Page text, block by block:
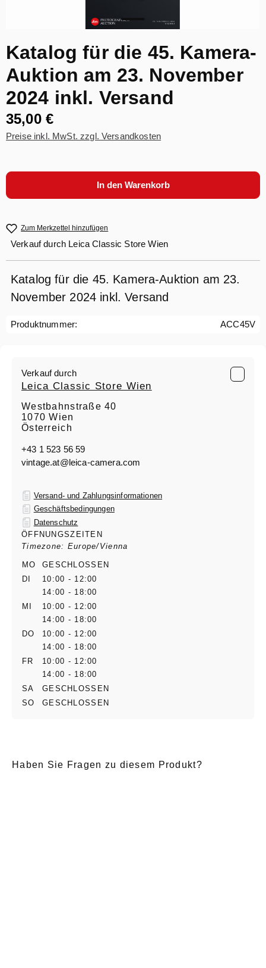
Katalog für die 45. Kamera-
Auktion am 23. November
2024 inkl. Versand
35,00 €
Preise inkl. MwSt. zzgl. Versandkosten
In den Warenkorb
Zum Merkzettel hinzufügen
Verkauf durch Leica Classic Store Wien
Katalog für die 45. Kamera-Auktion am 23.
November 2024 inkl. Versand
Produktnummer: ACC45V
Verkauf durch
Leica Classic Store Wien
Westbahnstraße 40
1070 Wien
Österreich
+43 1 523 56 59
vintage.at@leica-camera.com
Versand- und Zahlungsinformationen
Geschäftsbedingungen
Datenschutz
ÖFFNUNGSZEITEN
Timezone: Europe/Vienna
MO
GESCHLOSSEN
DI
10:00 - 12:00
14:00 - 18:00
MI
10:00 - 12:00
14:00 - 18:00
DO
10:00 - 12:00
14:00 - 18:00
FR
10:00 - 12:00
14:00 - 18:00
SA
GESCHLOSSEN
SO
GESCHLOSSEN
Haben Sie Fragen zu diesem Produkt?